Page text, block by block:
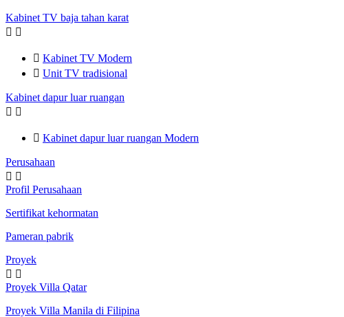
Kabinet TV baja tahan karat
 
 Kabinet TV Modern
 Unit TV tradisional
Kabinet dapur luar ruangan
 
 Kabinet dapur luar ruangan Modern
Perusahaan
 
Profil Perusahaan
Sertifikat kehormatan
Pameran pabrik
Proyek
 
Proyek Villa Qatar
Proyek Villa Manila di Filipina